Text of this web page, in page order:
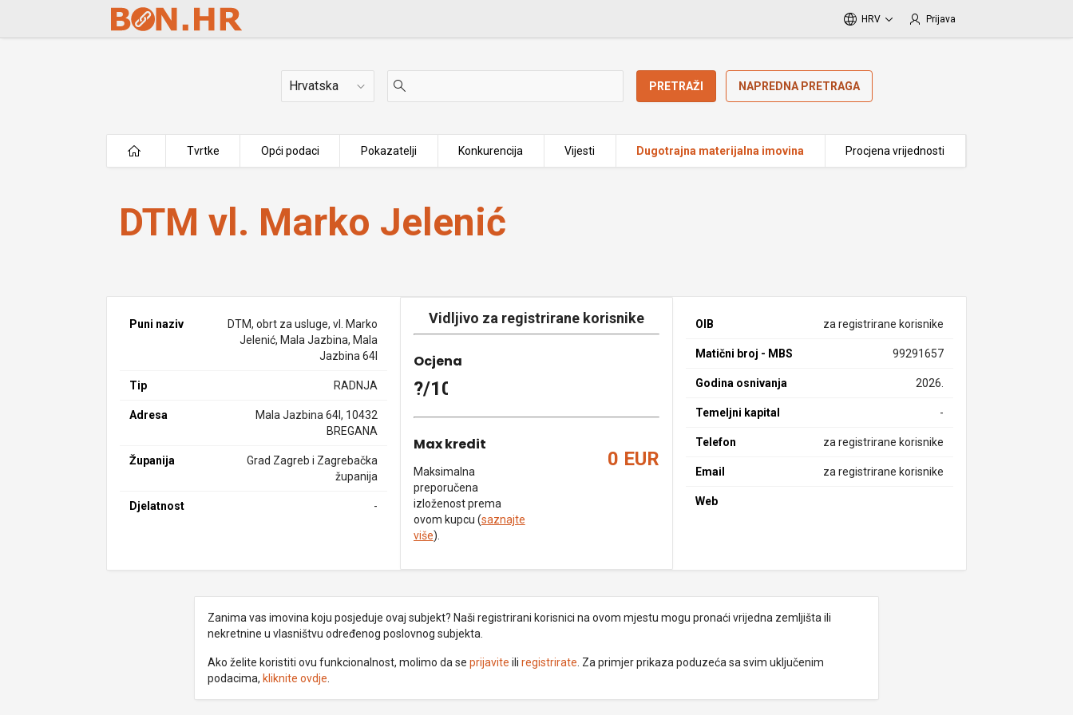
Skip to Main Content
HRV Prijava
Država PRETRAŽI NAPREDNA PRETRAGA
Tvrtke Opći podaci Pokazatelji Konkurencija Vijesti Dugotrajna materijalna imovina Procjena vrijednosti
DTM vl. Marko Jelenić
DTM vl. Marko Jelenić
Puni naziv
DTM, obrt za usluge, vl. Marko
Jelenić, Mala Jazbina, Mala
Jazbina 64I
Tip RADNJA
Adresa
Mala Jazbina 64I, 10432
BREGANA
Županija
Grad Zagreb i Zagrebačka
županija
Djelatnost -
Vidljivo za registrirane korisnike
Ocjena
?/10
Max kredit
Maksimalna
preporučena
izloženost prema
ovom kupcu (saznajte
više).
0 EUR
OIB za registrirane korisnike
Matični broj - MBS 99291657
Godina osnivanja 2026.
Temeljni kapital -
Telefon za registrirane korisnike
Email za registrirane korisnike
Web
Zanima vas imovina koju posjeduje ovaj subjekt? Naši registrirani korisnici na ovom mjestu mogu pronaći vrijedna zemljišta ili
nekretnine u vlasništvu određenog poslovnog subjekta.
Ako želite koristiti ovu funkcionalnost, molimo da se prijavite ili registrirate . Za primjer prikaza poduzeća sa svim uključenim
podacima, kliknite ovdje